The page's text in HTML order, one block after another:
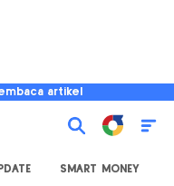
artikel
SMART MONEY